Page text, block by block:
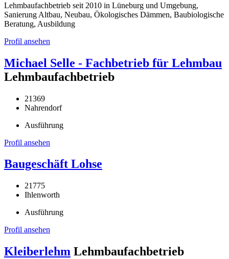
Lehmbaufachbetrieb seit 2010 in Lüneburg und Umgebung,
Sanierung Altbau, Neubau, Ökologisches Dämmen, Baubiologische
Beratung, Ausbildung
Profil ansehen
Michael Selle - Fachbetrieb für Lehmbau
Lehmbaufachbetrieb
21369
Nahrendorf
Ausführung
Profil ansehen
Baugeschäft Lohse
21775
Ihlenworth
Ausführung
Profil ansehen
Kleiberlehm Lehmbaufachbetrieb